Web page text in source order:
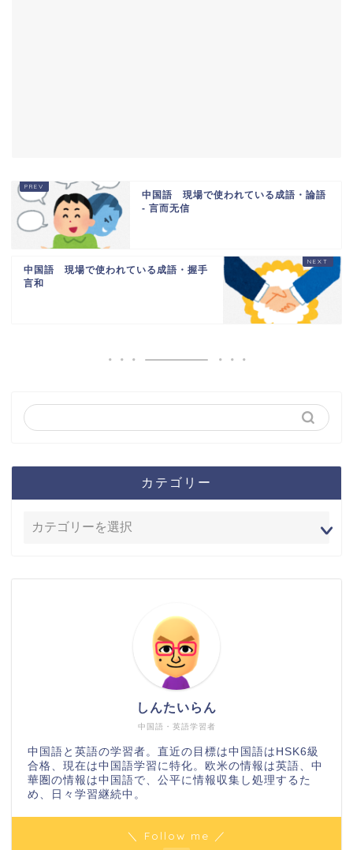
中国語 現場で使われている成語・論語
- 言而无信
中国語 現場で使われている成語・握手
言和
カテゴリー
中国語・英語学習者
しんたいらん
中国語と英語の学習者。直近の目標は中国語はHSK6級
合格、現在は中国語学習に特化。欧米の情報は英語、中
華圏の情報は中国語で、公平に情報収集し処理するた
め、日々学習継続中。
＼ Follow me ／